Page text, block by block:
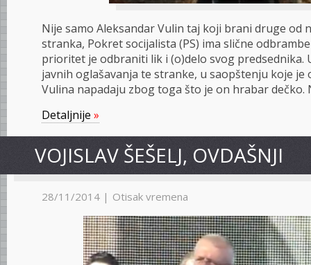
Nije samo Aleksandar Vulin taj koji brani druge od
stranka, Pokret socijalista (PS) ima slične
prioritet je odbraniti lik i (o)delo svog predsednika.
javnih oglašavanja te stranke, u saopštenju koje je
Vulina napadaju zbog toga što je on hrabar dečko.
Detaljnije »
VOJISLAV ŠEŠELJ, OVDAŠNJI
28/11/2014 | Otisak vremena